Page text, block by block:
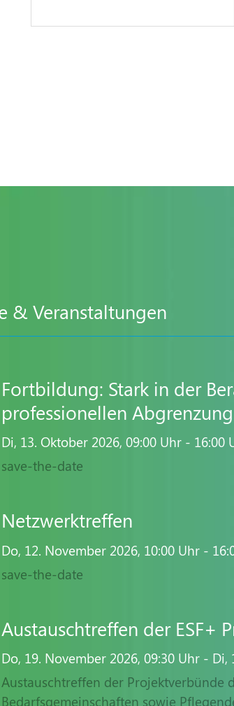
& Veranstaltungen
Fortbildung: Stark in der
professionellen
Di, 13. Oktober 2026, 09:00 Uhr - 16:00
save-the-date
Netzwerktreffen
Do, 12. November 2026, 10:00 Uhr -
save-the-date
Austauschtreffen der ESF+
Do, 19. November 2026, 09:30 Uhr - Di,
Austauschtreffen der Projektverbünde
Bedarfsgemeinschaften sowie